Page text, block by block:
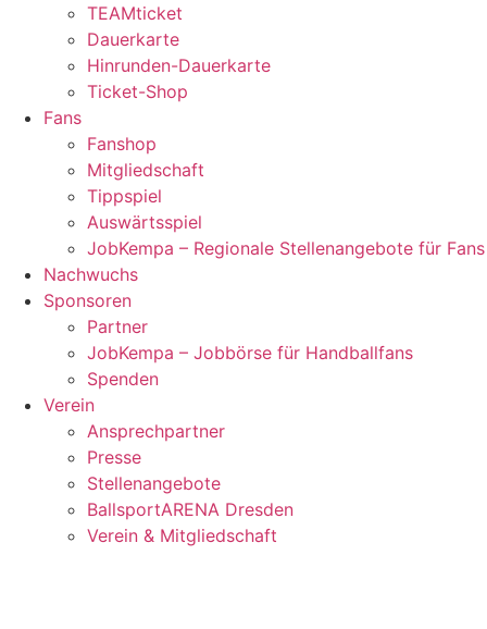
TEAMticket
Dauerkarte
Hinrunden-Dauerkarte
Ticket-Shop
Fans
Fanshop
Mitgliedschaft
Tippspiel
Auswärtsspiel
JobKempa – Regionale Stellenangebote für Fans
Nachwuchs
Sponsoren
Partner
JobKempa – Jobbörse für Handballfans
Spenden
Verein
Ansprechpartner
Presse
Stellenangebote
BallsportARENA Dresden
Verein & Mitgliedschaft